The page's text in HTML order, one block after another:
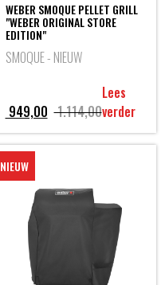
WEBER SMOQUE PELLET GRILL
"WEBER ORIGINAL STORE
EDITION"
SMOQUE - NIEUW
1.114,00
prijs
was:
949,00
Huidige
prijs
is:
Lees
verder
NIEUW